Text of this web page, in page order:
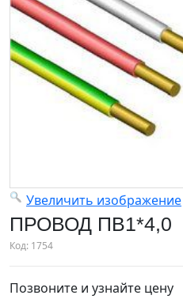
Увеличить изображение
ПРОВОД ПВ1*4,0
Код: 1754
Позвоните и узнайте цену